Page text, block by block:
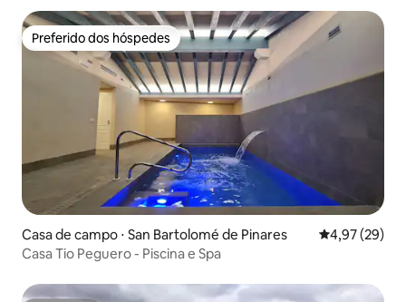
Preferido dos hóspedes
Preferido dos hóspedes
Casa de campo ⋅ San Bartolomé de Pinares 4,97 de uma
4,97 (29)
Casa Tio Peguero - Piscina e Spa